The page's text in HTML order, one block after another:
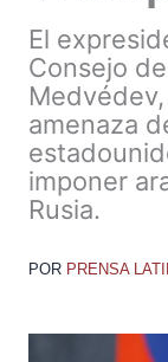
El
Consejo
amenaza
imponer
Rusia.
POR PRENSA